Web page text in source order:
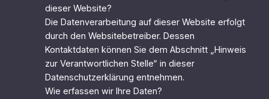
dieser Website?
Die Datenverarbeitung auf dieser Website erfolgt
durch den Websitebetreiber. Dessen
Kontaktdaten können Sie dem Abschnitt „Hinweis
zur Verantwortlichen Stelle“ in dieser
Datenschutzerklärung entnehmen.
Wie erfassen wir Ihre Daten?